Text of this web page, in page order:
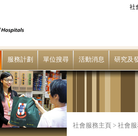
社
服務計劃 單位搜尋 活動消息 研究及
社會服務主頁 > 社會